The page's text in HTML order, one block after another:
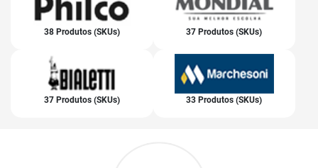
38 Produtos (SKUs) 37 Produtos (SKUs)
37 Produtos (SKUs) 33 Produtos (SKUs)